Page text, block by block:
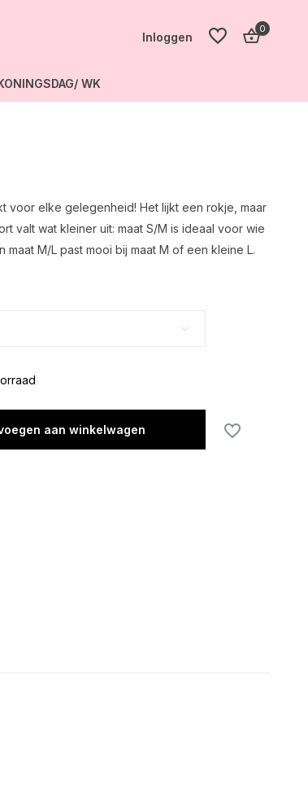
Inloggen
0
WK
voor elke gelegenheid! Het lijkt een rokje, maar
valt wat kleiner uit: maat S/M is ideaal voor wie
maat M/L past mooi bij maat M of een kleine L.
aan winkelwagen